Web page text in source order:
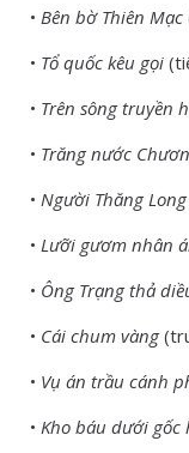
• Bên bờ Thiên Mạc
• Tổ quốc kêu gọi
• Trên sông truyền
• Trăng nước
• Người Thăng Long
• Lưỡi gươm nhân
• Ông Trạng thả
• Cái chum vàng
• Vụ án trầu cánh
• Kho báu dưới gốc